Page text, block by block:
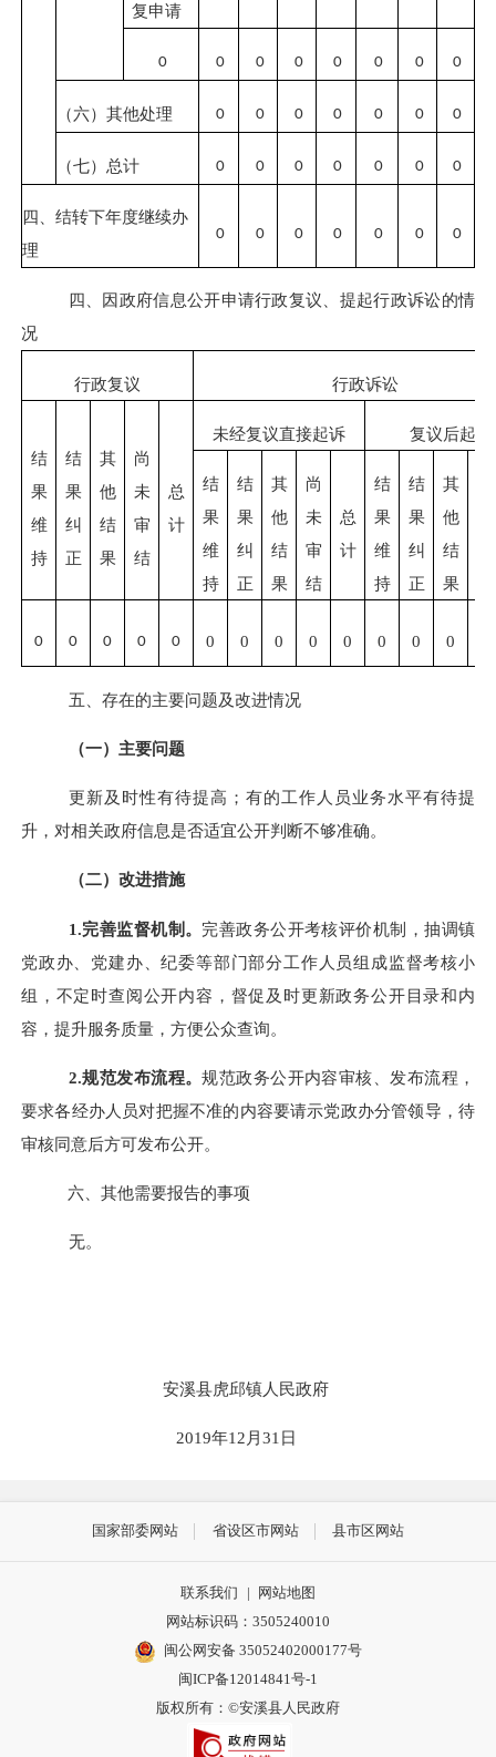
复申请
0 0 0 0 0 0 0 0
（六）其他处理 0 0 0 0 0 0 0
（七）总计 0 0 0 0 0 0 0
四、结转下年度继续办
理
0 0 0 0 0 0 0
四、因政府信息公开申请行政复议、提起行政诉讼的情
况
行政复议 行政诉讼
结
果
维
持
结
果
纠
正
其
他
结
果
尚
未
审
结
总
计
未经复议直接起诉 复议后起诉
结
果
维
持
结
果
纠
正
其
他
结
果
尚
未
审
结
总
计
结
果
维
持
结
果
纠
正
其
他
结
果
0 0 0 0 0 0 0 0 0 0 0 0 0
五、存在的主要问题及改进情况
（一）主要问题
更新及时性有待提高；有的工作人员业务水平有待提
升，对相关政府信息是否适宜公开判断不够准确。
（二）改进措施
1.完善监督机制。 完善政务公开考核评价机制，抽调镇
党政办、党建办、纪委等部门部分工作人员组成监督考核小
组，不定时查阅公开内容，督促及时更新政务公开目录和内
容，提升服务质量，方便公众查询。
2.规范发布流程。规范政务公开内容审核、发布流程，
要求各经办人员对把握不准的内容要请示党政办分管领导，待
审核同意后方可发布公开。
六、其他需要报告的事项
无。
安溪县虎邱镇人民政府
2019年12 月31 日
国家部委网站 省设区市网站 县市区网站
联系我们 | 网站地图
网站标识码：3505240010
闽公网安备 35052402000177号
闽ICP备12014841号-1
版权所有：©安溪县人民政府